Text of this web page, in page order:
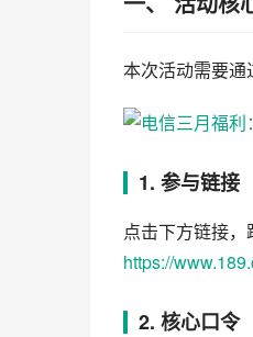
本次活动需要通
1. 参与链接
点击下方链接，
https://
2. 核心口令